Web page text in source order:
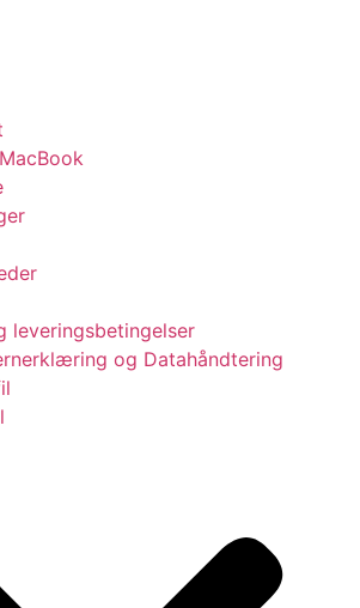
leveringsbetingelser
og Datahåndtering